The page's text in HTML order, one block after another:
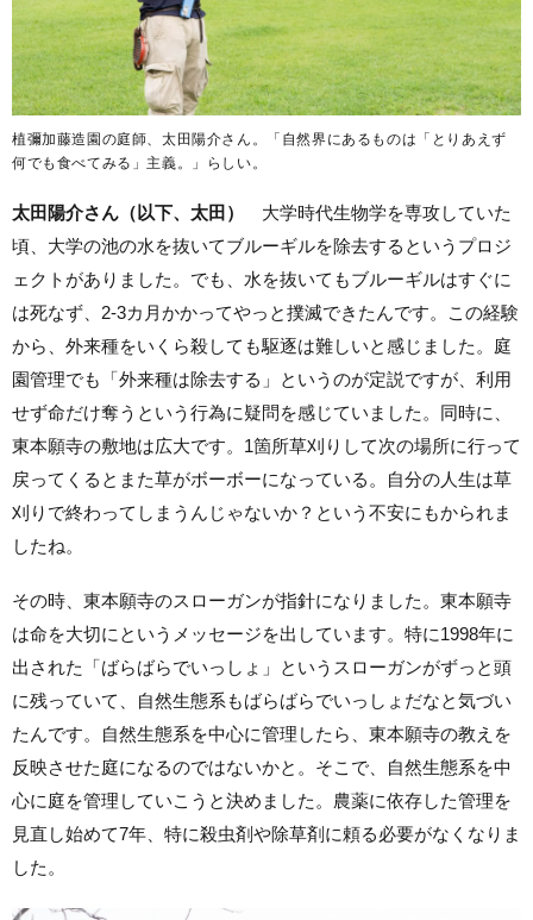
植彌加藤造園の庭師、太田陽介さん。「自然界にあるものは「とりあえず
何でも食べてみる」主義。」らしい。
太田陽介さん（以下、太田）
大学時代生物学を専攻していた
頃、大学の池の水を抜いてブルーギルを除去するというプロジ
ェクトがありました。でも、水を抜いてもブルーギルはすぐに
は死なず、2-3カ月かかってやっと撲滅できたんです。この経験
から、外来種をいくら殺しても駆逐は難しいと感じました。庭
園管理でも「外来種は除去する」というのが定説ですが、利用
せず命だけ奪うという行為に疑問を感じていました。同時に、
東本願寺の敷地は広大です。1箇所草刈りして次の場所に行って
戻ってくるとまた草がボーボーになっている。自分の人生は草
刈りで終わってしまうんじゃないか？という不安にもかられま
したね。
その時、東本願寺のスローガンが指針になりました。東本願寺
は命を大切にというメッセージを出しています。特に1998年に
出された「ばらばらでいっしょ」というスローガンがずっと頭
に残っていて、自然生態系もばらばらでいっしょだなと気づい
たんです。自然生態系を中心に管理したら、東本願寺の教えを
反映させた庭になるのではないかと。そこで、自然生態系を中
心に庭を管理していこうと決めました。農薬に依存した管理を
見直し始めて7年、特に殺虫剤や除草剤に頼る必要がなくなりま
した。